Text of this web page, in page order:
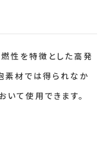
性を特徴とした高発
素材では得られなか
いて使用できます。